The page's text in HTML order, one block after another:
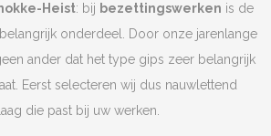
Heist: bij bezettingswerken is de
onderdeel. Door onze jarenlange
ander dat het type gips zeer belangrijk
Eerst selecteren wij dus nauwlettend
die past bij uw werken.